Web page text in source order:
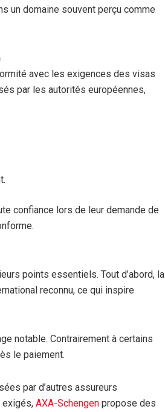
un domaine souvent perçu comme
avec les exigences des visas
par les autorités européennes,
confiance lors de leur demande de
points essentiels. Tout d’abord, la
reconnu, ce qui inspire
notable. Contrairement à certains
le paiement.
par d’autres assureurs
exigés, AXA-Schengen propose des